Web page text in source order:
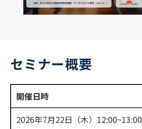
セミナー概要
開催日時
2026年7月22日（木）12:00~13:00